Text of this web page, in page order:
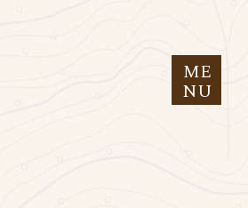
ME
NU